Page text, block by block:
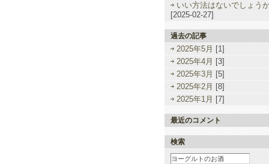
いい方法はないでしょう
[2025-02-27]
過去の記事
2025年5月
[1]
2025年4月
[3]
2025年3月
[5]
2025年2月
[8]
2025年1月
[7]
最近のコメント
検索